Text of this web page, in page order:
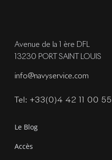
Avenue de la 1 ère DFL
13230 PORT SAINT LOUIS
info@navyservice.com
Tel: +33(0)4 42 11 00 55
Le Blog
Accès